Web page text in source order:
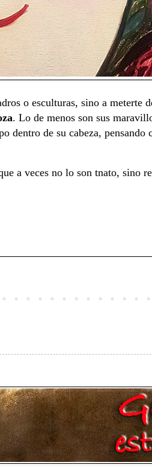
o esculturas, sino a meterte
. Lo de menos son sus
dentro de su cabeza, pensando
a veces no lo son tnato, sino